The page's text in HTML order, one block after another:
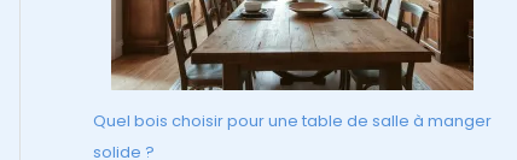
Quel bois choisir pour une table de salle à manger
solide ?